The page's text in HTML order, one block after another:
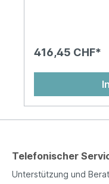
416,45 CHF*
Telefonischer
Unterstützung und